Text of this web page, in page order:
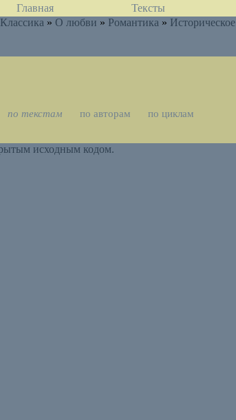
Главная Тексты
Классика » О любви » Романтика » Историческое
по текстам по авторам по циклам